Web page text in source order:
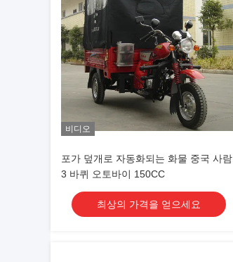
비디오
포가 덮개로 자동화되는 화물 중국 사람
3 바퀴 오토바이 150CC
최상의 가격을 얻으세요